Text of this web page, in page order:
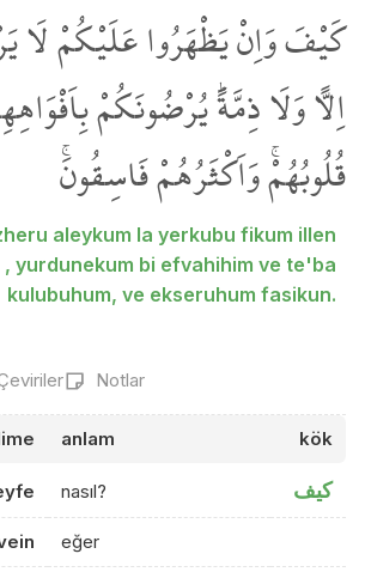
كَيْفَ وَاِنْ يَظْهَرُوا عَلَيْكُمْ لَا
اِلاًّ وَلَا ذِمَّةًۜ يُرْضُونَكُمْ
قُلُوبُهُمْۚ وَاَكْثَرُهُمْ فَاسِقُونَۚ
aleykum la yerkubu fikum illen
, yurdunekum bi efvahihim ve te'ba
kulubuhum, ve ekseruhum fasikun.
Notlar
anlam kök
nasıl? كيف
eğer